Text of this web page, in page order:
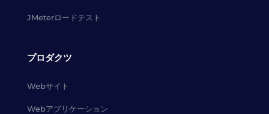
JMeterロードテスト
プロダクツ
Webサイト
Webアプリケーション